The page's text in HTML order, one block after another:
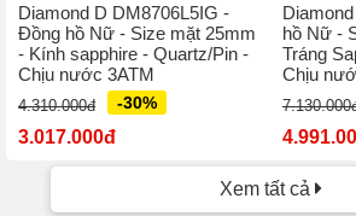
Diamond D DM8706L5IG -
Đồng hồ Nữ - Size mặt 25mm
- Kính sapphire - Quartz/Pin -
Chịu nước 3ATM
4.310.000đ -30%
3.017.000đ
hồ Nữ -
Tráng
Chịu
Xem tất cả